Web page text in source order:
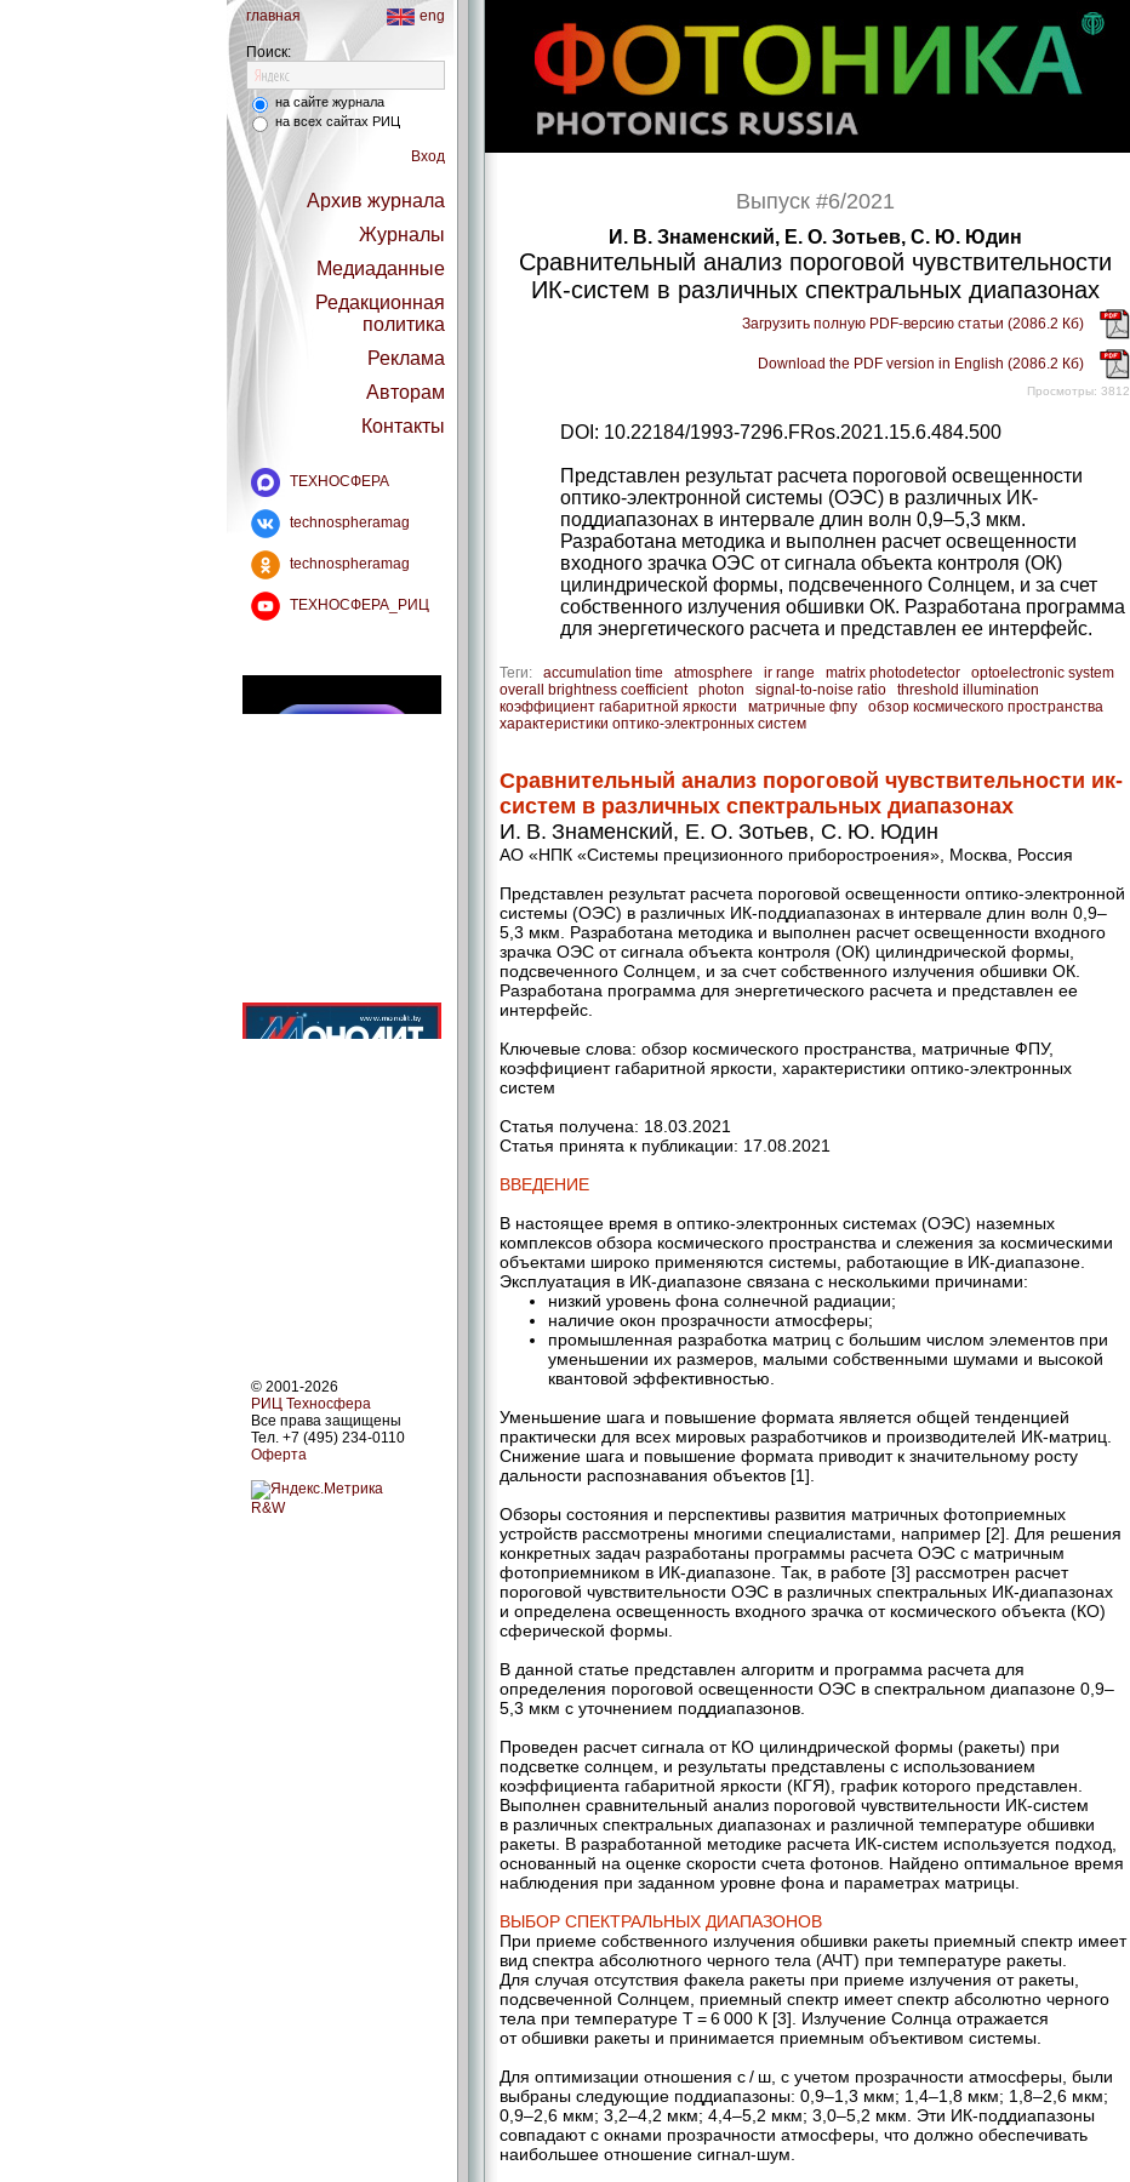
главная eng
Поиск:
на сайте журнала
на всех сайтах РИЦ
Вход
Архив журнала
Журналы
Медиаданные
Редакционная
политика
Реклама
Авторам
Контакты
ТЕХНОСФЕРА
technospheramag
technospheramag
ТЕХНОСФЕРА_РИЦ
© 2001-2026
РИЦ Техносфера
Все права защищены
Тел. +7 (495) 234-0110
Оферта
R&W
Выпуск #6/2021
И. В. Знаменский, Е. О. Зотьев, С. Ю. Юдин
Сравнительный анализ пороговой чувствительности
ИК-систем в различных спектральных диапазонах
Загрузить полную PDF-версию статьи (2086.2 Кб)
Download the PDF version in English (2086.2 Кб)
Просмотры: 3812
DOI: 10.22184/1993-7296.FRos.2021.15.6.484.500
Представлен результат расчета пороговой освещенности
оптико-­электронной системы (ОЭС) в различных ИК-
поддиапазонах в интервале длин волн 0,9–5,3 мкм.
Разработана методика и выполнен расчет освещенности
входного зрачка ОЭС от сигнала объекта контроля (ОК)
цилиндрической формы, подсвеченного Солнцем, и за счет
собственного излучения обшивки ОК. Разработана программа
для энергетического расчета и представлен ее интерфейс.
Теги: accumulation time atmosphere ir range matrix photodetector
optoelectronic system
overall brightness coefficient
photon signal-to-noise ratio
threshold illumination
коэффициент габаритной яркости
матричные фпу
обзор космического пространства
характеристики оптико-­электронных систем
Сравнительный анализ пороговой чувствительности ик-
систем в различных спектральных диапазонах
И. В. Знаменский, Е. О. Зотьев, С. Ю. Юдин
АО «НПК «Системы прецизионного приборостроения», Москва, Россия
Представлен результат расчета пороговой освещенности оптико-­электронной
системы (ОЭС) в различных ИК-поддиапазонах в интервале длин волн 0,9–
5,3 мкм. Разработана методика и выполнен расчет освещенности входного
зрачка ОЭС от сигнала объекта контроля (ОК) цилиндрической формы,
подсвеченного Солнцем, и за счет собственного излучения обшивки ОК.
Разработана программа для энергетического расчета и представлен ее
интерфейс.
Ключевые слова: обзор космического пространства, матричные ФПУ,
коэффициент габаритной яркости, характеристики оптико-­электронных
систем
Статья получена: 18.03.2021
Статья принята к публикации: 17.08.2021
ВВЕДЕНИЕ
В настоящее время в оптико-­электронных системах (ОЭС) наземных
комплексов обзора космического пространства и слежения за космическими
объектами широко применяются системы, работающие в ИК-диапазоне.
Эксплуатация в ИК-диапазоне связана с несколькими причинами:
низкий уровень фона солнечной радиации;
наличие окон прозрачности атмосферы;
промышленная разработка матриц с большим числом элементов при
уменьшении их размеров, малыми собственными шумами и высокой
квантовой эффективностью.
Уменьшение шага и повышение формата является общей тенденцией
практически для всех мировых разработчиков и производителей ИК-матриц.
Снижение шага и повышение формата приводит к значительному росту
дальности распознавания объектов [1].
Обзоры состояния и перспективы развития матричных фотоприемных
устройств рассмотрены многими специалистами, например [2]. Для решения
конкретных задач разработаны программы расчета ОЭС с матричным
фотоприемником в ИК-диапазоне. Так, в работе [3] рассмотрен расчет
пороговой чувствительности ОЭС в различных спектральных ИК-диапазонах
и определена освещенность входного зрачка от космического объекта (КО)
сферической формы.
В данной статье представлен алгоритм и программа расчета для
определения пороговой освещенности ОЭС в спектральном диапазоне 0,9–
5,3 мкм с уточнением поддиапазонов.
Проведен расчет сигнала от КО цилиндрической формы (ракеты) при
подсветке солнцем, и результаты представлены с использованием
коэффициента габаритной яркости (КГЯ), график которого представлен.
Выполнен сравнительный анализ пороговой чувствительности ИК-систем
в различных спектральных диапазонах и различной температуре обшивки
ракеты. В разработанной методике расчета ИК-систем используется подход,
основанный на оценке скорости счета фотонов. Найдено оптимальное время
наблюдения при заданном уровне фона и параметрах матрицы.
ВЫБОР СПЕКТРАЛЬНЫХ ДИАПАЗОНОВ
При приеме собственного излучения обшивки ракеты приемный спектр имеет
вид спектра абсолютного черного тела (АЧТ) при температуре ракеты.
Для случая отсутствия факела ракеты при приеме излучения от ракеты,
подсвеченной Солнцем, приемный спектр имеет спектр абсолютно черного
тела при температуре Т = 6 000 К [3]. Излучение Солнца отражается
от обшивки ракеты и принимается приемным объективом системы.
Для оптимизации отношения с / ш, с учетом прозрачности атмосферы, были
выбраны следующие поддиапазоны: 0,9–1,3 мкм; 1,4–1,8 мкм; 1,8–2,6 мкм;
0,9–2,6 мкм; 3,2–4,2 мкм; 4,4–5,2 мкм; 3,0–5,2 мкм. Эти ИК-поддиапазоны
совпадают с окнами прозрачности атмосферы, что должно обеспечивать
наибольшее отношение сигнал-шум.